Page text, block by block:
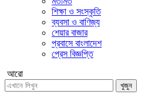
শিক্ষা ও সংস্কৃতি
ব্যবসা ও বাণিজ্য
শেয়ার বাজার
প্রবাসে বাংলাদেশ
প্রেস বিজ্ঞপ্তি
আরো
খুজুন